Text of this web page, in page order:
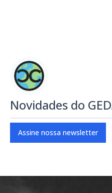
Novidades do
Assine nossa newsletter